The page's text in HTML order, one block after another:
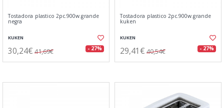
Tostadora plastico 2pc.900w.grande
negra
KUKEN
30,24€ 41,69€ - 27%
Tostadora plastico 2pc.900w.grande
kuken
KUKEN
29,41€ 40,54€ - 27%